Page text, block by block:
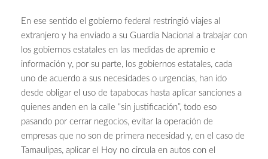
En ese sentido el gobierno federal restringió viajes al
extranjero y ha enviado a su Guardia Nacional a trabajar con
los gobiernos estatales en las medidas de apremio e
información y, por su parte, los gobiernos estatales, cada
uno de acuerdo a sus necesidades o urgencias, han ido
desde obligar el uso de tapabocas hasta aplicar sanciones a
quienes anden en la calle “sin justificación”, todo eso
pasando por cerrar negocios, evitar la operación de
empresas que no son de primera necesidad y, en el caso de
Tamaulipas, aplicar el Hoy no circula en autos con el